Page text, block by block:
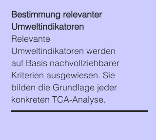
Bestimmung relevanter
Umweltindikatoren
Relevante
Umweltindikatoren werden
auf Basis nachvollziehbarer
Kriterien ausgewiesen. Sie
bilden die Grundlage jeder
konkreten TCA-Analyse.